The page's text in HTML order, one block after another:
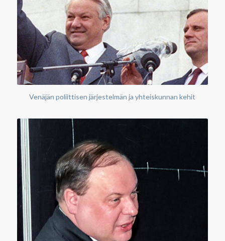
Venäjän poliittisen järjestelmän ja yhteiskunnan kehit